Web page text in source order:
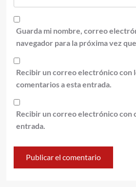
Guarda mi nombre, correo
navegador para la próxima vez
Recibir un correo electrónico con
comentarios a esta entrada.
Recibir un correo electrónico con
entrada.